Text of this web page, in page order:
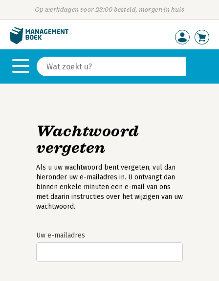
Op werkdagen voor 23:00 besteld, morgen in huis
Wachtwoord
vergeten
Als u uw wachtwoord bent vergeten, vul dan
hieronder uw e-mailadres in. U ontvangt dan
binnen enkele minuten een e-mail van ons
met daarin instructies over het wijzigen van uw
wachtwoord.
Uw e-mailadres